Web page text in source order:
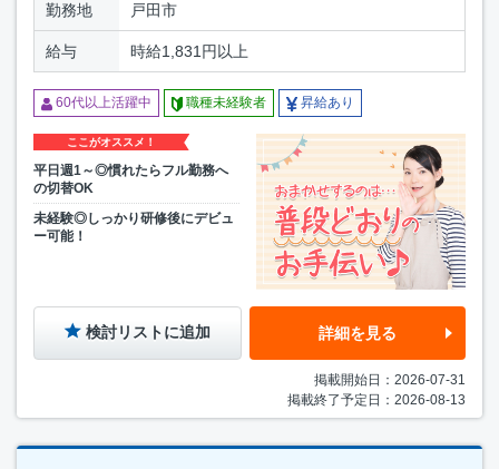
勤務地 戸田市
給与 時給1,831円以上
60代以上活躍中 職種未経験者 昇給あり
ここがオススメ！
平日週1～◎慣れたらフル勤務へ
の切替OK
未経験◎しっかり研修後にデビュ
ー可能！
検討リストに追加 詳細を見る
掲載開始日：2026-07-31
掲載終了予定日：2026-08-13